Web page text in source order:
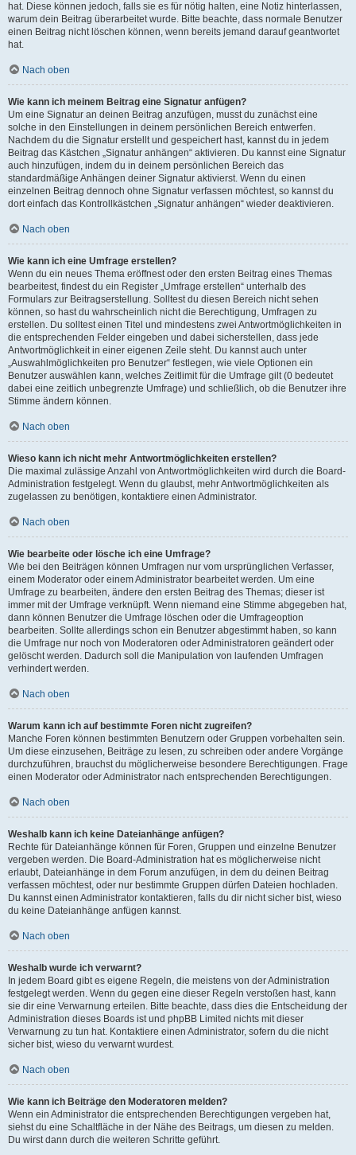
hat. Diese können jedoch, falls sie es für nötig halten, eine Notiz hinterlassen,
warum dein Beitrag überarbeitet wurde. Bitte beachte, dass normale Benutzer
einen Beitrag nicht löschen können, wenn bereits jemand darauf geantwortet
hat.
Nach oben
Wie kann ich meinem Beitrag eine Signatur anfügen?
Um eine Signatur an deinen Beitrag anzufügen, musst du zunächst eine
solche in den Einstellungen in deinem persönlichen Bereich entwerfen.
Nachdem du die Signatur erstellt und gespeichert hast, kannst du in jedem
Beitrag das Kästchen „Signatur anhängen“ aktivieren. Du kannst eine Signatur
auch hinzufügen, indem du in deinem persönlichen Bereich das
standardmäßige Anhängen deiner Signatur aktivierst. Wenn du einen
einzelnen Beitrag dennoch ohne Signatur verfassen möchtest, so kannst du
dort einfach das Kontrollkästchen „Signatur anhängen“ wieder deaktivieren.
Nach oben
Wie kann ich eine Umfrage erstellen?
Wenn du ein neues Thema eröffnest oder den ersten Beitrag eines Themas
bearbeitest, findest du ein Register „Umfrage erstellen“ unterhalb des
Formulars zur Beitragserstellung. Solltest du diesen Bereich nicht sehen
können, so hast du wahrscheinlich nicht die Berechtigung, Umfragen zu
erstellen. Du solltest einen Titel und mindestens zwei Antwortmöglichkeiten in
die entsprechenden Felder eingeben und dabei sicherstellen, dass jede
Antwortmöglichkeit in einer eigenen Zeile steht. Du kannst auch unter
„Auswahlmöglichkeiten pro Benutzer“ festlegen, wie viele Optionen ein
Benutzer auswählen kann, welches Zeitlimit für die Umfrage gilt (0 bedeutet
dabei eine zeitlich unbegrenzte Umfrage) und schließlich, ob die Benutzer ihre
Stimme ändern können.
Nach oben
Wieso kann ich nicht mehr Antwortmöglichkeiten erstellen?
Die maximal zulässige Anzahl von Antwortmöglichkeiten wird durch die Board-
Administration festgelegt. Wenn du glaubst, mehr Antwortmöglichkeiten als
zugelassen zu benötigen, kontaktiere einen Administrator.
Nach oben
Wie bearbeite oder lösche ich eine Umfrage?
Wie bei den Beiträgen können Umfragen nur vom ursprünglichen Verfasser,
einem Moderator oder einem Administrator bearbeitet werden. Um eine
Umfrage zu bearbeiten, ändere den ersten Beitrag des Themas; dieser ist
immer mit der Umfrage verknüpft. Wenn niemand eine Stimme abgegeben hat,
dann können Benutzer die Umfrage löschen oder die Umfrageoption
bearbeiten. Sollte allerdings schon ein Benutzer abgestimmt haben, so kann
die Umfrage nur noch von Moderatoren oder Administratoren geändert oder
gelöscht werden. Dadurch soll die Manipulation von laufenden Umfragen
verhindert werden.
Nach oben
Warum kann ich auf bestimmte Foren nicht zugreifen?
Manche Foren können bestimmten Benutzern oder Gruppen vorbehalten sein.
Um diese einzusehen, Beiträge zu lesen, zu schreiben oder andere Vorgänge
durchzuführen, brauchst du möglicherweise besondere Berechtigungen. Frage
einen Moderator oder Administrator nach entsprechenden Berechtigungen.
Nach oben
Weshalb kann ich keine Dateianhänge anfügen?
Rechte für Dateianhänge können für Foren, Gruppen und einzelne Benutzer
vergeben werden. Die Board-Administration hat es möglicherweise nicht
erlaubt, Dateianhänge in dem Forum anzufügen, in dem du deinen Beitrag
verfassen möchtest, oder nur bestimmte Gruppen dürfen Dateien hochladen.
Du kannst einen Administrator kontaktieren, falls du dir nicht sicher bist, wieso
du keine Dateianhänge anfügen kannst.
Nach oben
Weshalb wurde ich verwarnt?
In jedem Board gibt es eigene Regeln, die meistens von der Administration
festgelegt werden. Wenn du gegen eine dieser Regeln verstoßen hast, kann
sie dir eine Verwarnung erteilen. Bitte beachte, dass dies die Entscheidung der
Administration dieses Boards ist und phpBB Limited nichts mit dieser
Verwarnung zu tun hat. Kontaktiere einen Administrator, sofern du die nicht
sicher bist, wieso du verwarnt wurdest.
Nach oben
Wie kann ich Beiträge den Moderatoren melden?
Wenn ein Administrator die entsprechenden Berechtigungen vergeben hat,
siehst du eine Schaltfläche in der Nähe des Beitrags, um diesen zu melden.
Du wirst dann durch die weiteren Schritte geführt.